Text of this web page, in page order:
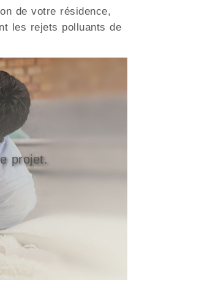
de votre résidence,
les rejets polluants de
projet.